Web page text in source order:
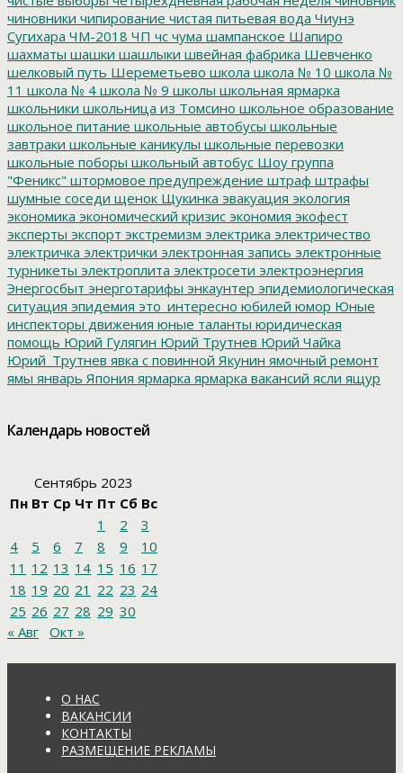
чиновники чипирование чистая питьевая вода Чиунэ
Сугихара ЧМ-2018 ЧП чс чума шампанское Шапиро
шахматы шашки шашлыки швейная фабрика Шевченко
шелковый путь Шереметьево школа школа № 10 школа №
11 школа № 4 школа № 9 школы школьная ярмарка
школьники школьница из Томсино школьное образование
школьное питание школьные автобусы школьные
завтраки школьные каникулы школьные перевозки
школьные поборы школьный автобус Шоу группа
"Феникс" штормовое предупреждение штраф штрафы
шумные соседи щенок Щукинка эвакуация экология
экономика экономический кризис экономия экофест
эксперты экспорт экстремизм электрика электричество
электричка электрички электронная запись электронные
турникеты электроплита электросети электроэнергия
Энергосбыт энерготарифы энкаунтер эпидемиологическая
ситуация эпидемия это_интересно юбилей юмор Юные
инспекторы движения юные таланты юридическая
помощь Юрий Гулягин Юрий Трутнев Юрий Чайка
Юрий_Трутнев явка с повинной Якунин ямочный ремонт
ямы январь Япония ярмарка ярмарка вакансий ясли ящур
Календарь новостей
Сентябрь 2023
Пн Вт Ср Чт Пт Сб Вс
1
2
3
4
5 6 7 8 9
10
11 12 13 14 15 16 17
18 19 20 21 22 23 24
25 26 27 28 29 30
« Авг Окт »
О НАС
ВАКАНСИИ
КОНТАКТЫ
РАЗМЕЩЕНИЕ РЕКЛАМЫ